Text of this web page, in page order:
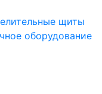
щиты
оборудование